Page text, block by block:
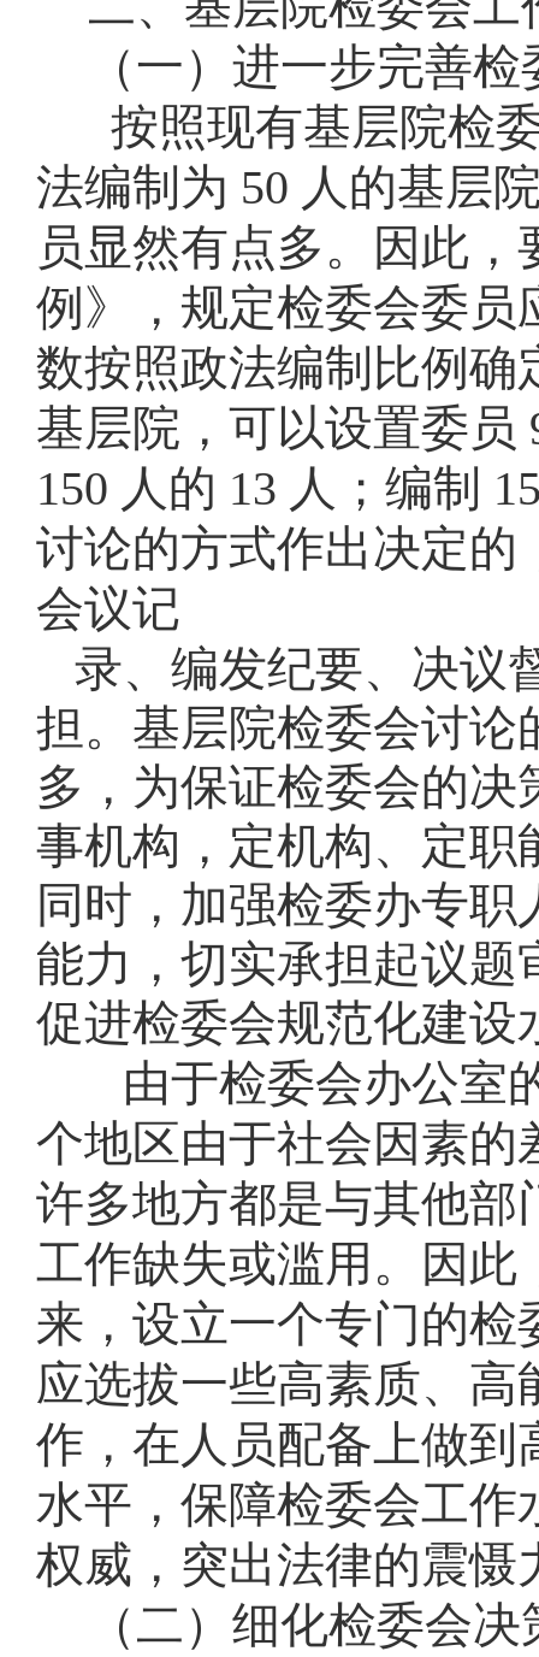
（一）进一步完善
按照现有基层院检
法编制为 50 人的基层
员显然有点多。因此
例》，规定检委会委员
数按照政法编制比例确
基层院，可以设置委员
150 人的 13 人；编制
讨论的方式作出决定的
会议记
录、编发纪要、决议
担。基层院检委会讨论
多，为保证检委会的
事机构，定机构、定职
同时，加强检委办专
能力，切实承担起议
促进检委会规范化建设
由于检委会办公室
个地区由于社会因素的
许多地方都是与其他部
工作缺失或滥用。因此
来，设立一个专门的
应选拔一些高素质、
作，在人员配备上做到
水平，保障检委会工作
权威，突出法律的震慑
（二）细化检委会